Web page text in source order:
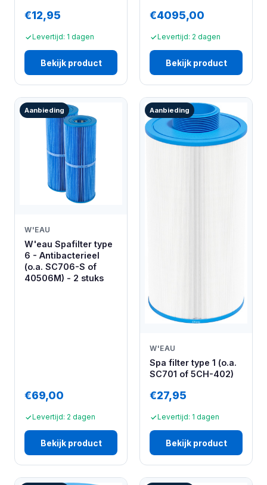
€12,95
Levertijd: 1 dagen
Bekijk product
€4095,00
Levertijd: 2 dagen
Bekijk product
Aanbieding
W'EAU
W'eau Spafilter type
6 - Antibacterieel
(o.a. SC706-S of
40506M) - 2 stuks
€69,00
Levertijd: 2 dagen
Bekijk product
Aanbieding
W'EAU
Spa filter type 1 (o.a.
SC701 of 5CH-402)
€27,95
Levertijd: 1 dagen
Bekijk product